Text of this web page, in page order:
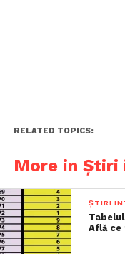
RELATED TOPICS:
More in Știri
ȘTIRI
Află